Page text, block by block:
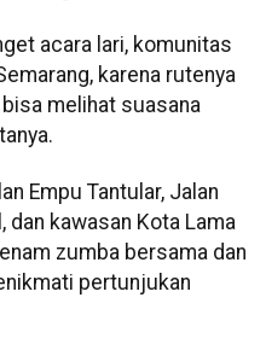
acara lari, komunitas
karena rutenya
bisa melihat suasana
Empu Tantular, Jalan
dan kawasan Kota Lama
zumba bersama dan
pertunjukan